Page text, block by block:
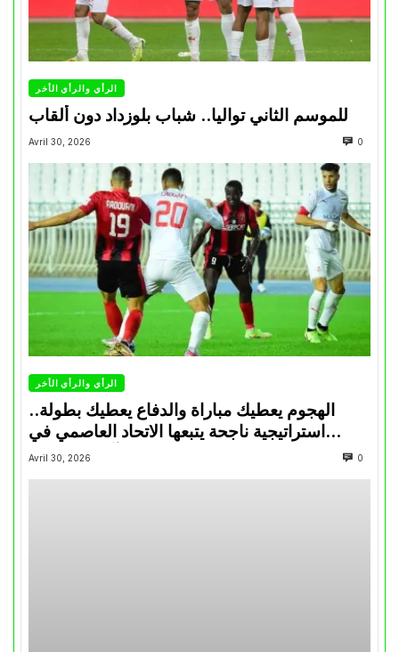
الرأي والرأي الأخر
للموسم الثاني تواليا.. شباب بلوزداد دون ألقاب
Avril 30, 2026 0
الرأي والرأي الأخر
الهجوم يعطيك مباراة والدفاع يعطيك بطولة..
استراتيجية ناجحة يتبعها الاتحاد العاصمي في
تتويجاته آخر السنوات
Avril 30, 2026 0